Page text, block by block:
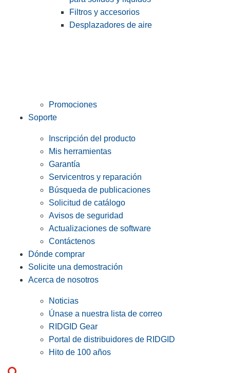
Filtros y accesorios
Desplazadores de aire
Promociones
Soporte
Inscripción del producto
Mis herramientas
Garantía
Servicentros y reparación
Búsqueda de publicaciones
Solicitud de catálogo
Avisos de seguridad
Actualizaciones de software
Contáctenos
Dónde comprar
Solicite una demostración
Acerca de nosotros
Noticias
Únase a nuestra lista de correo
RIDGID Gear
Portal de distribuidores de RIDGID
Hito de 100 años